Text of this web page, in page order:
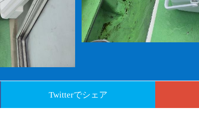
Twitterでシェア